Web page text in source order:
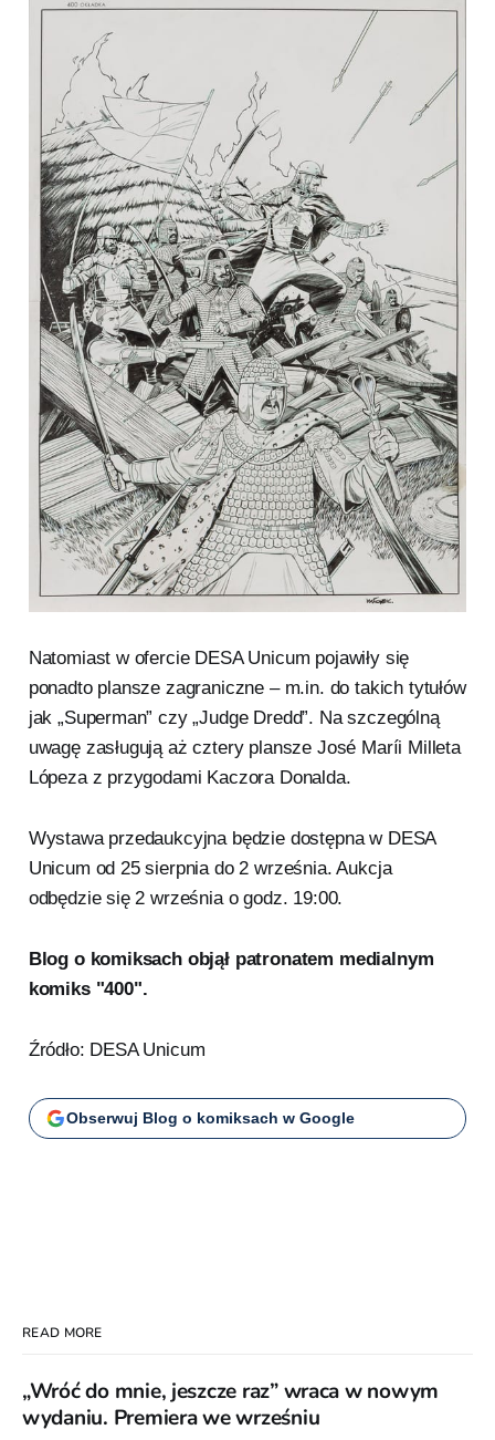
Natomiast w ofercie DESA Unicum pojawiły się
ponadto plansze zagraniczne – m.in. do takich tytułów
jak „Superman” czy „Judge Dredd”. Na szczególną
uwagę zasługują aż cztery plansze José Maríi Milleta
Lópeza z przygodami Kaczora Donalda.
Wystawa przedaukcyjna będzie dostępna w DESA
Unicum od 25 sierpnia do 2 września. Aukcja
odbędzie się 2 września o godz. 19:00.
Blog o komiksach objął patronatem medialnym
komiks "400".
Źródło: DESA Unicum
Obserwuj Blog o komiksach w Google
READ MORE
„Wróć do mnie, jeszcze raz” wraca w nowym
wydaniu. Premiera we wrześniu